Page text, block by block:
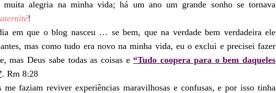
alegria na minha vida; há um ano um grande sonho se tornava
!
em que o blog nasceu … se bem, que na verdade bem verdadeira ele
mas como tudo era novo na minha vida, eu o exclui e precisei fazer
mas Deus sabe todas as coisas e “Tudo coopera para o bem daqueles
. Rm 8:28
me faziam reviver experiências maravilhosas e confusas, e por isso tinha